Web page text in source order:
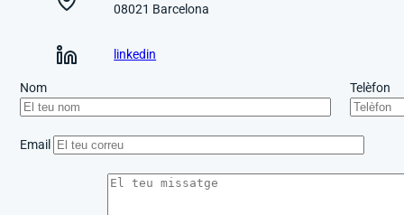
08021 Barcelona
linkedin
Nom Telèfon
Email